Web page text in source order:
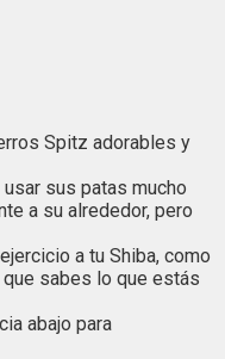
Spitz adorables y
sus patas mucho
a su alrededor, pero
a tu Shiba, como
sabes lo que estás
abajo para